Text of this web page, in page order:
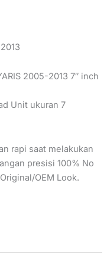
2005-2013 7″ inch
Unit ukuran 7
rapi saat melakukan
presisi 100% No
OEM Look.